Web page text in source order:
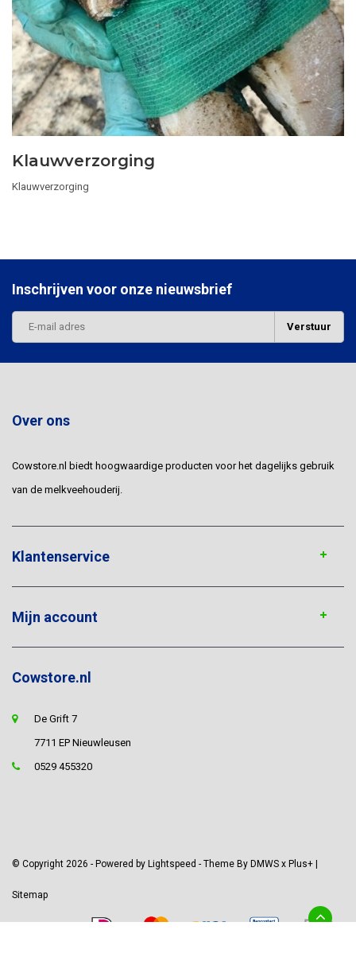
Klauwverzorging
Klauwverzorging
Inschrijven voor onze nieuwsbrief
Verstuur
Over ons
Cowstore.nl biedt hoogwaardige producten voor het dagelijks gebruik
van de melkveehouderij.
Klantenservice
Mijn account
Cowstore.nl
De Grift 7
7711 EP Nieuwleusen
0529 455320
© Copyright 2026 - Powered by Lightspeed - Theme By DMWS x Plus+ |
Sitemap